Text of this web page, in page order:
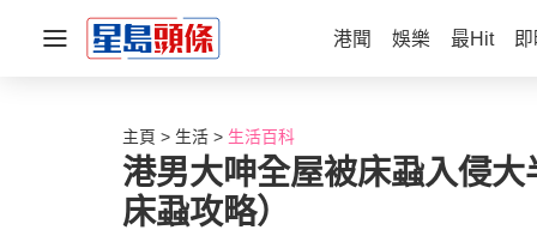
港聞 娛樂 最Hit
主頁 生活 生活百科
港男大呻全屋被床蝨入侵
床蝨攻略）